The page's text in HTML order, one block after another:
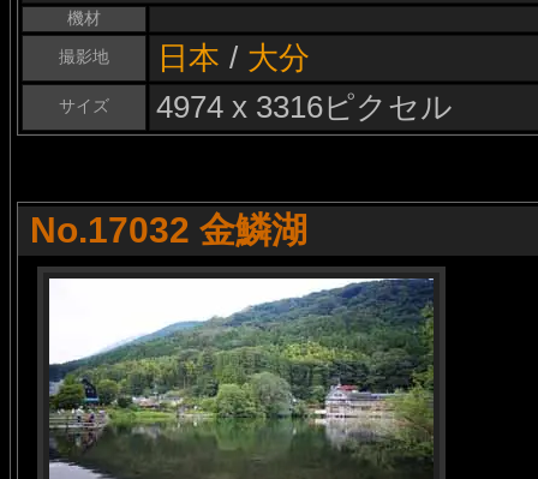
機材
撮影地
日本 / 大分
サイズ 4974 x 3316ピクセル
No.17032 金鱗湖